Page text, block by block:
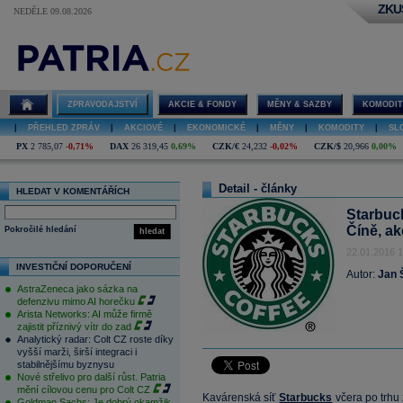
NEDĚLE 09.08.2026
ZPRAVODAJSTVÍ AKCIE & FONDY MĚNY & SAZBY
PŘEHLED ZPRÁV AKCIOVÉ EKONOMICKÉ MĚNY KOMODITY
PX 2 785,07 -0,71% DAX 26 319,45 0,69% CZK/€ 24,232 -0,02% CZK/$ 20,966 0,00%
HLEDAT V KOMENTÁŘÍCH
hledat
Pokročilé hledání
INVESTIČNÍ DOPORUČENÍ
AstraZeneca jako sázka na
defenzivu mimo AI horečku
Arista Networks: AI může firmě
zajistit příznivý vítr do zad
Analytický radar: Colt CZ roste díky
vyšší marži, širší integraci i
stabilnějšímu byznysu
Nové střelivo pro další růst. Patria
mění cílovou cenu pro Colt CZ
Detail - články
Číně,
22.01.2016
Autor: Jan
Kavárenská síťStarbucks včera po trhu